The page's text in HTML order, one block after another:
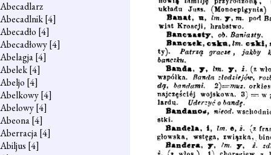
Abecadlarz
Abecadlnik[4]
Abecadło [4]
Abecadłowy[4]
Abelagja[4]
Abelek[4]
Abeljo [4]
Abelkowy[4]
Abelowy[4]
Abeona[4]
Aberracja[4]
Abiljus [4]